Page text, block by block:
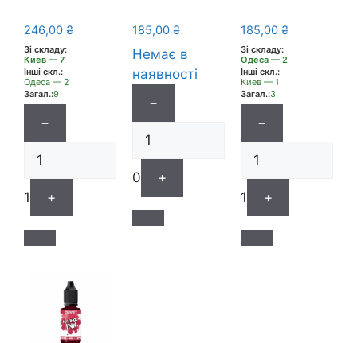
246,00 ₴
Зі складу:
Киев — 7
Інші скл.:
Одеса — 2
Загал.:9
−
1 +
185,00 ₴
Немає в
наявності
−
0 +
185,00 ₴
Зі складу:
Одеса — 2
Інші скл.:
Киев — 1
Загал.:3
−
1 +